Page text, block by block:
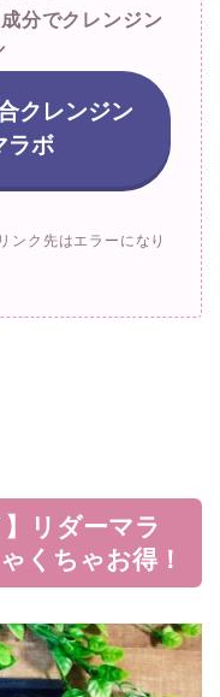
分でクレンジン
クレンジン
ボ
ンク先はエラーになり
リダーマラ
くちゃお得！